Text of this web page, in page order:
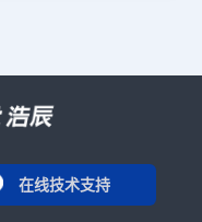
在线技术支持